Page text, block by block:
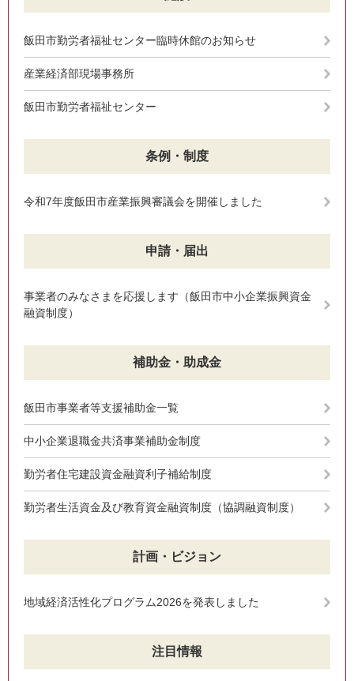
飯田市勤労者福祉センター臨時休館のお知らせ
産業経済部現場事務所
飯田市勤労者福祉センター
条例・制度
令和7年度飯田市産業振興審議会を開催しました
申請・届出
事業者のみなさまを応援します（飯田市中小企業振興資金
融資制度）
補助金・助成金
飯田市事業者等支援補助金一覧
中小企業退職金共済事業補助金制度
勤労者住宅建設資金融資利子補給制度
勤労者生活資金及び教育資金融資制度（協調融資制度）
計画・ビジョン
地域経済活性化プログラム2026を発表しました
注目情報